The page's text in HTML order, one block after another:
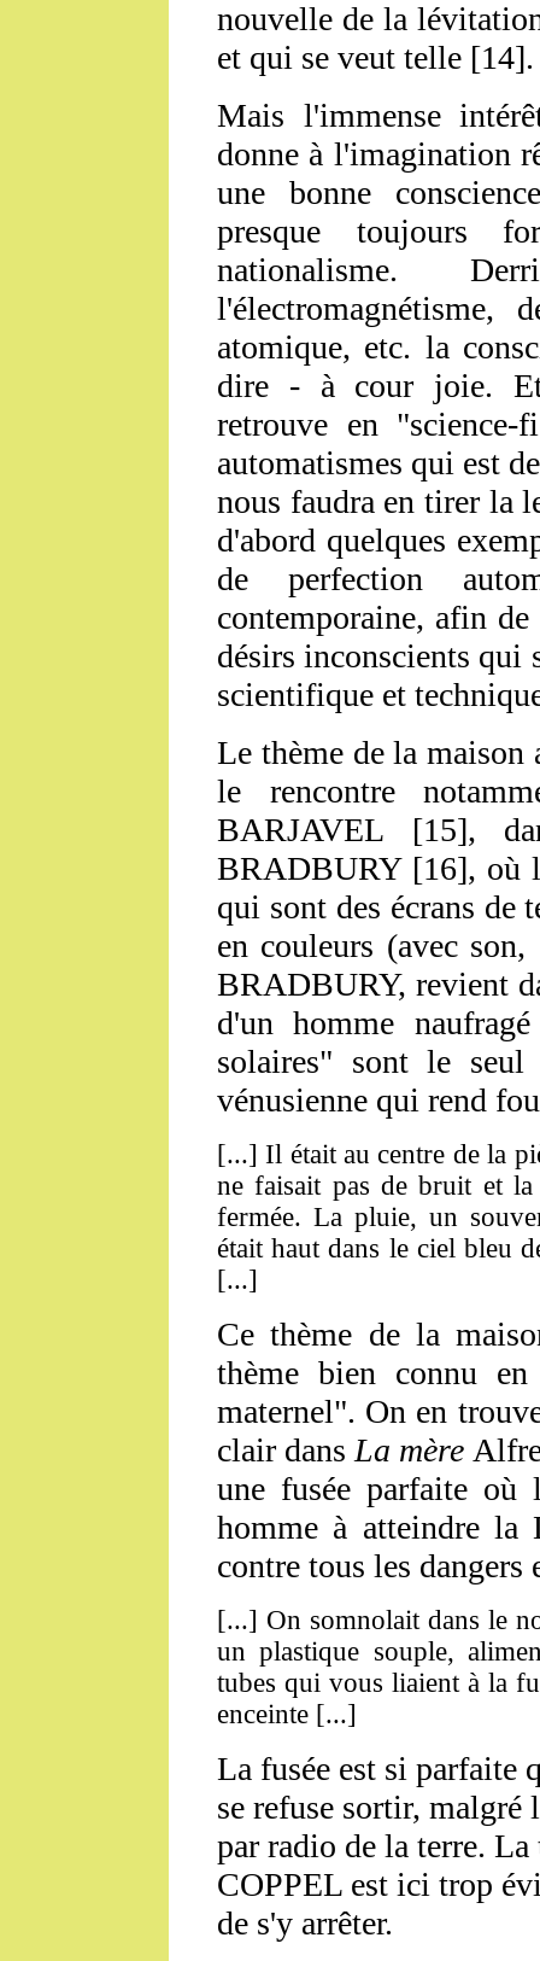
nouvelle de la
et qui se veut telle [14].
Mais l'immense
donne à l'imagination
une bonne
presque toujours
nationalisme.
l'électromagnétisme,
atomique, etc. la
dire - à cour joie. Et
retrouve en
automatismes qui est
nous faudra en tirer la
d'abord quelques
de perfection
contemporaine, afin
désirs inconscients qui
scientifique et
Le thème de la maison
le rencontre
BARJAVEL [15],
BRADBURY [16], où
qui sont des écrans de
en couleurs (avec
BRADBURY, revient
d'un homme
solaires" sont le seul
vénusienne qui rend
[...] Il était au centre de la
ne faisait pas de bruit et la
fermée. La pluie, un
était haut dans le ciel bleu
[...]
Ce thème de la
thème bien connu
maternel". On en
clair dans La mère
une fusée parfaite
homme à atteindre la
contre tous les dangers
[...] On somnolait dans le
un plastique souple,
tubes qui vous liaient à la
enceinte [...]
La fusée est si parfaite
se refuse sortir,
par radio de la terre.
COPPEL est ici trop
de s'y arrêter.